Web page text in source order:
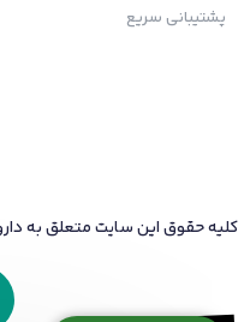
پشتیبانی سریع
کلیه حقوق این سایت متعلق به